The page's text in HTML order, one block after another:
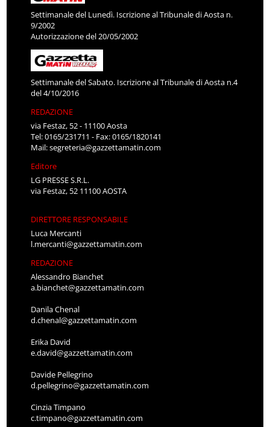
Settimanale del Lunedì. Iscrizione al Tribunale di Aosta n.
9/2002
Autorizzazione del 20/05/2002
Settimanale del Sabato. Iscrizione al Tribunale di Aosta n.4
del 4/10/2016
REDAZIONE
via Festaz, 52 - 11100 Aosta
Tel: 0165/231711 - Fax: 0165/1820141
Mail:segreteria@gazzettamatin.com
Editore
LG PRESSE S.R.L.
via Festaz, 52 11100 AOSTA
DIRETTORE RESPONSABILE
Luca Mercanti
l.mercanti@gazzettamatin.com
REDAZIONE
Alessandro Bianchet
a.bianchet@gazzettamatin.com
Danila Chenal
d.chenal@gazzettamatin.com
Erika David
e.david@gazzettamatin.com
Davide Pellegrino
d.pellegrino@gazzettamatin.com
Cinzia Timpano
c.timpano@gazzettamatin.com